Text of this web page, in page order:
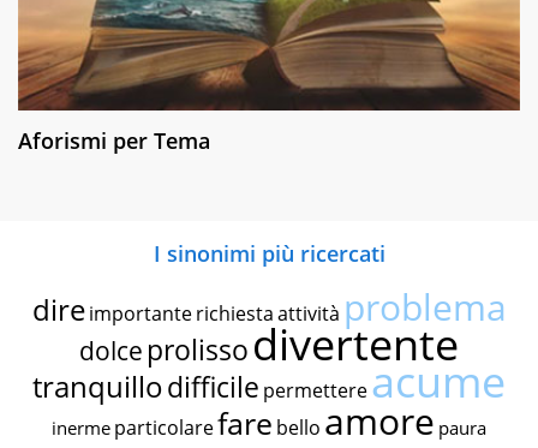
Aforismi per Tema
I sinonimi più ricercati
dire importante richiestaattività problema
dolce prolissodivertente
tranquillodifficile permettereacume
inerme particolarefare bello amore paura